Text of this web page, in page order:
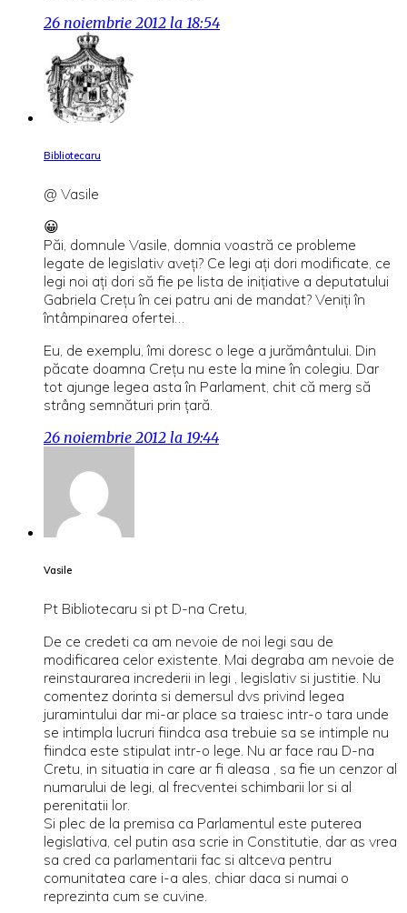
26 noiembrie 2012 la 18:54
Bibliotecaru
@ Vasile
😀
Păi, domnule Vasile, domnia voastră ce probleme
legate de legislativ aveţi? Ce legi aţi dori modificate, ce
legi noi aţi dori să fie pe lista de iniţiative a deputatului
Gabriela Creţu în cei patru ani de mandat? Veniţi în
întâmpinarea ofertei…
Eu, de exemplu, îmi doresc o lege a jurământului. Din
păcate doamna Creţu nu este la mine în colegiu. Dar
tot ajunge legea asta în Parlament, chit că merg să
strâng semnături prin ţară.
26 noiembrie 2012 la 19:44
Vasile
Pt Bibliotecaru si pt D-na Cretu,
De ce credeti ca am nevoie de noi legi sau de
modificarea celor existente. Mai degraba am nevoie de
reinstaurarea increderii in legi , legislativ si justitie. Nu
comentez dorinta si demersul dvs privind legea
juramintului dar mi-ar place sa traiesc intr-o tara unde
se intimpla lucruri fiindca asa trebuie sa se intimple nu
fiindca este stipulat intr-o lege. Nu ar face rau D-na
Cretu, in situatia in care ar fi aleasa , sa fie un cenzor al
numarului de legi, al frecventei schimbarii lor si al
perenitatii lor.
Si plec de la premisa ca Parlamentul este puterea
legislativa, cel putin asa scrie in Constitutie, dar as vrea
sa cred ca parlamentarii fac si altceva pentru
comunitatea care i-a ales, chiar daca si numai o
reprezinta cum se cuvine.